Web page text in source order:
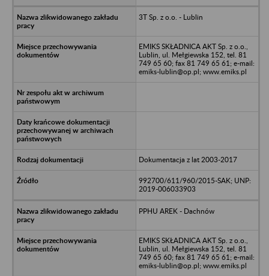
3T Sp. z o.o. - Lublin
EMIKS SKŁADNICA AKT Sp. z o.o.,
Lublin, ul. Mełgiewska 152, tel. 81
749 65 60; fax 81 749 65 61; e-mail:
emiks-lublin@op.pl; www.emiks.pl
Dokumentacja z lat 2003-2017
992700/611/960/2015-SAK; UNP:
2019-006033903
PPHU AREK - Dachnów
EMIKS SKŁADNICA AKT Sp. z o.o.,
Lublin, ul. Mełgiewska 152, tel. 81
749 65 60; fax 81 749 65 61; e-mail:
emiks-lublin@op.pl; www.emiks.pl